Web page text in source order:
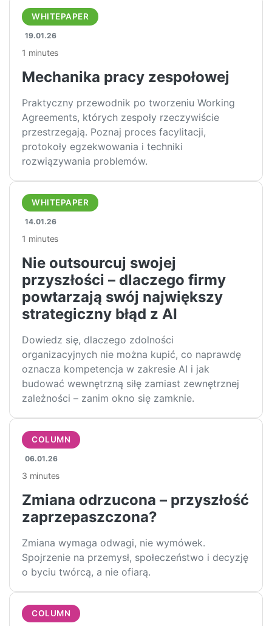
WHITEPAPER
19.01.26
1 minutes
Mechanika pracy zespołowej
Praktyczny przewodnik po tworzeniu Working
Agreements, których zespoły rzeczywiście
przestrzegają. Poznaj proces facylitacji,
protokoły egzekwowania i techniki
rozwiązywania problemów.
WHITEPAPER
14.01.26
1 minutes
Nie outsourcuj swojej
przyszłości – dlaczego firmy
powtarzają swój największy
strategiczny błąd z AI
Dowiedz się, dlaczego zdolności
organizacyjnych nie można kupić, co naprawdę
oznacza kompetencja w zakresie AI i jak
budować wewnętrzną siłę zamiast zewnętrznej
zależności – zanim okno się zamknie.
COLUMN
06.01.26
3 minutes
Zmiana odrzucona – przyszłość
zaprzepaszczona?
Zmiana wymaga odwagi, nie wymówek.
Spojrzenie na przemysł, społeczeństwo i decyzję
o byciu twórcą, a nie ofiarą.
COLUMN